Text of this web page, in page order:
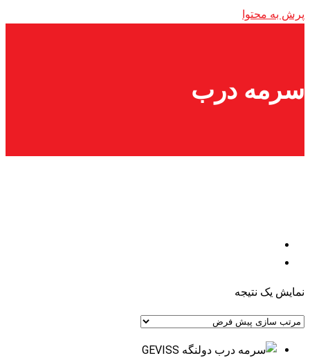
پرش به محتوا
سرمه درب
نمایش یک نتیجه